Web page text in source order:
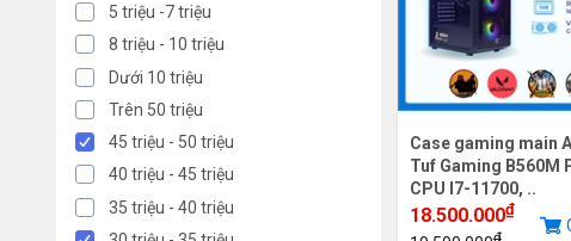
5 triệu -7 triệu
8 triệu - 10 triệu
Dưới 10 triệu
Trên 50 triệu
45 triệu - 50 triệu
40 triệu - 45 triệu
35 triệu - 40 triệu
Case gaming main
Tuf Gaming B560M
CPU I7-11700, ..
18.500.000₫
₫